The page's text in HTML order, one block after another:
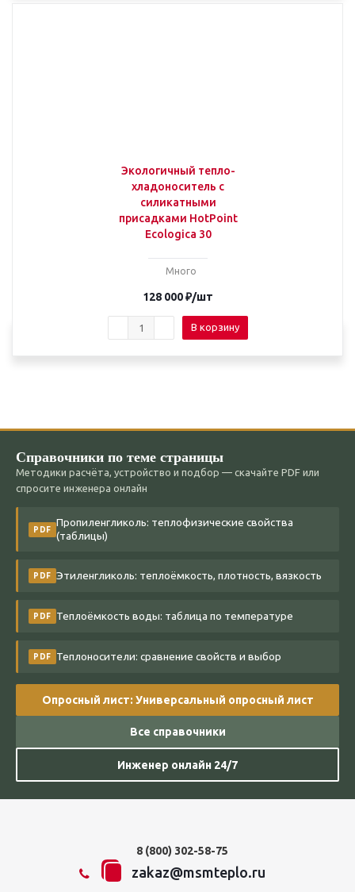
Экологичный тепло-
хладоноситель с
силикатными
присадками HotPoint
Ecologica 30
Много
128 000₽/шт
В корзину
Справочники по теме страницы
Методики расчёта, устройство и подбор — скачайте PDF или
спросите инженера онлайн
PDF
Пропиленгликоль: теплофизические свойства
(таблицы)
PDF Этиленгликоль: теплоёмкость, плотность, вязкость
PDF Теплоёмкость воды: таблица по температуре
PDF Теплоносители: сравнение свойств и выбор
Опросный лист: Универсальный опросный лист
Все справочники
Инженер онлайн 24/7
8 (800) 302-58-75
zakaz@msmteplo.ru